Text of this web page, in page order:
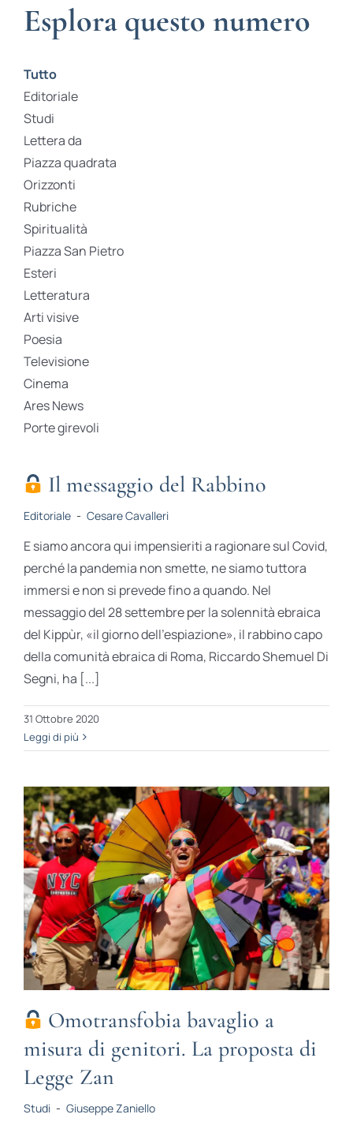
Esplora questo numero
Tutto
Editoriale
Studi
Lettera da
Piazza quadrata
Orizzonti
Rubriche
Spiritualità
Piazza San Pietro
Esteri
Letteratura
Arti visive
Poesia
Televisione
Cinema
Ares News
Porte girevoli
Il messaggio del Rabbino
Editoriale - Cesare Cavalleri
E siamo ancora qui impensieriti a ragionare sul Covid,
perché la pandemia non smette, ne siamo tuttora
immersi e non si prevede fino a quando. Nel
messaggio del 28 settembre per la solennità ebraica
del Kippùr, «il giorno dell’espiazione», il rabbino capo
della comunità ebraica di Roma, Riccardo Shemuel Di
Segni, ha [...]
31 Ottobre 2020
Leggi di più
Omotransfobia bavaglio a
misura di genitori. La proposta di
Legge Zan
Studi - Giuseppe Zaniello